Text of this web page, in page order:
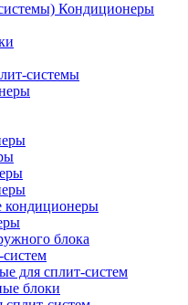
Кондиционеры
системы
кондиционеры
блока
для сплит-систем
блоки